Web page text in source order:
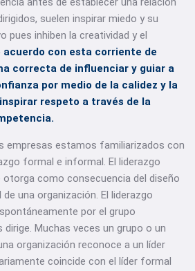
suelen inspirar miedo y su
pues inhiben la creatividad y el
acuerdo con esta corriente de
correcta de influenciar y guiar a
por medio de la calidez y la
respeto a través de la
empresas estamos familiarizados con
formal e informal. El liderazgo
como consecuencia del diseño
una organización. El liderazgo
por el grupo
Muchas veces un grupo o un
organización reconoce a un líder
coincide con el líder formal